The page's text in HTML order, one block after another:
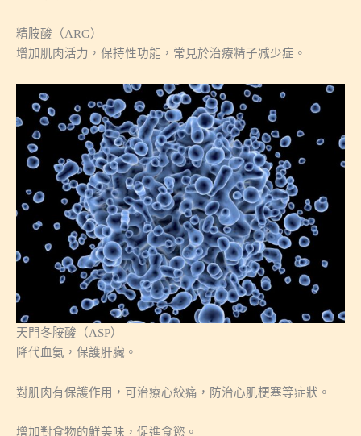
精胺酸（ARG）
增加肌肉活力，保持性功能，常見於治療精子减少症。
天門冬胺酸（ASP）
降代血氨，保護肝臟。
對肌肉有保護作用，可治療心絞痛，防治心肌梗塞等症狀。
增加對食物的鮮美味，促進食慾。